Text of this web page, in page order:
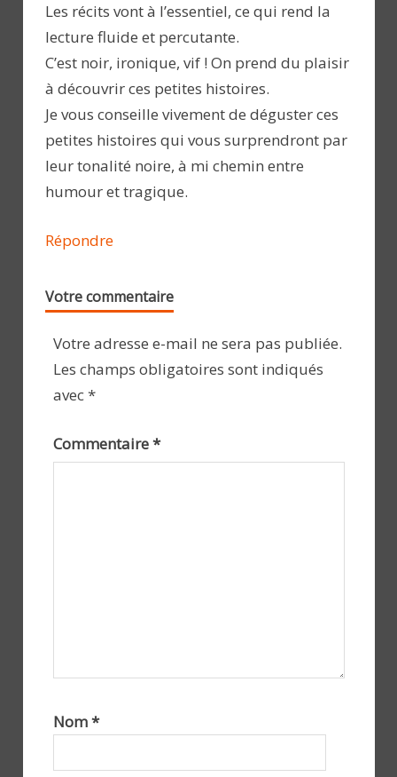
Les récits vont à l’essentiel, ce qui rend la
lecture fluide et percutante.
C’est noir, ironique, vif ! On prend du plaisir
à découvrir ces petites histoires.
Je vous conseille vivement de déguster ces
petites histoires qui vous surprendront par
leur tonalité noire, à mi chemin entre
humour et tragique.
Répondre
Votre commentaire
Votre adresse e-mail ne sera pas publiée.
Les champs obligatoires sont indiqués
avec*
Commentaire*
Nom*